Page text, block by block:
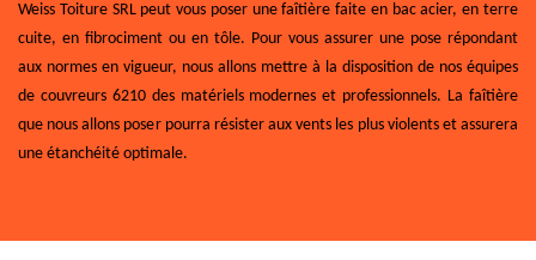
Weiss Toiture SRL peut vous poser une faîtière faite en bac acier, en terre
cuite, en fibrociment ou en tôle. Pour vous assurer une pose répondant
aux normes en vigueur, nous allons mettre à la disposition de nos équipes
de couvreurs 6210 des matériels modernes et professionnels. La faîtière
que nous allons poser pourra résister aux vents les plus violents et assurera
une étanchéité optimale.